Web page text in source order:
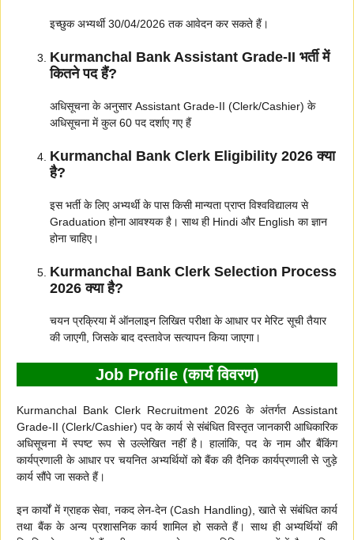
इच्छुक अभ्यर्थी 30/04/2026 तक आवेदन कर सकते हैं।
Kurmanchal Bank Assistant Grade-II भर्ती में
कितने पद हैं?
अधिसूचना के अनुसार Assistant Grade-II (Clerk/Cashier) के
अधिसूचना में कुल 60 पद दर्शाए गए हैं
Kurmanchal Bank Clerk Eligibility 2026 क्या
है?
इस भर्ती के लिए अभ्यर्थी के पास किसी मान्यता प्राप्त विश्वविद्यालय से
Graduation होना आवश्यक है। साथ ही Hindi और English का ज्ञान
होना चाहिए।
Kurmanchal Bank Clerk Selection Process
2026 क्या है?
चयन प्रक्रिया में ऑनलाइन लिखित परीक्षा के आधार पर मेरिट सूची तैयार
की जाएगी, जिसके बाद दस्तावेज सत्यापन किया जाएगा।
Job Profile (कार्य विवरण)
Kurmanchal Bank Clerk Recruitment 2026 के अंतर्गत Assistant
Grade-II (Clerk/Cashier) पद के कार्य से संबंधित विस्तृत जानकारी आधिकारिक
अधिसूचना में स्पष्ट रूप से उल्लेखित नहीं है। हालांकि, पद के नाम और बैंकिंग
कार्यप्रणाली के आधार पर चयनित अभ्यर्थियों को बैंक की दैनिक कार्यप्रणाली से जुड़े
कार्य सौंपे जा सकते हैं।
इन कार्यों में ग्राहक सेवा, नकद लेन-देन (Cash Handling), खाते से संबंधित कार्य
तथा बैंक के अन्य प्रशासनिक कार्य शामिल हो सकते हैं। साथ ही अभ्यर्थियों की